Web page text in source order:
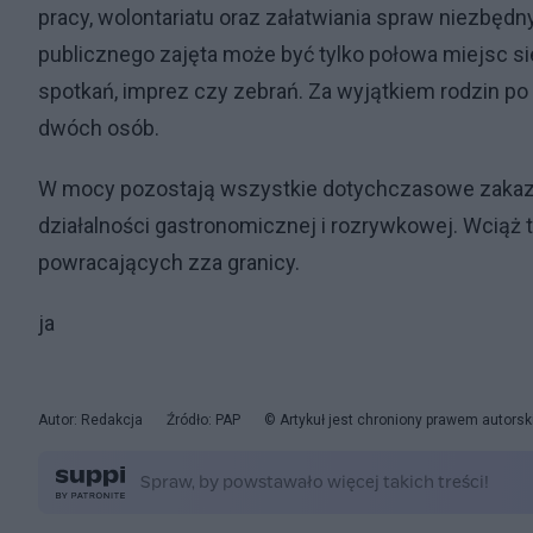
pracy, wolontariatu oraz załatwiania spraw
publicznego zajęta może być tylko połowa miejsc
spotkań, imprez czy zebrań. Za wyjątkiem rodzin
dwóch osób.
W mocy pozostają wszystkie dotychczasowe
działalności gastronomicznej i rozrywkowej. Wciąż
powracających zza granicy.
ja
Autor: Redakcja Źródło: PAP © Artykuł jest chroniony prawem